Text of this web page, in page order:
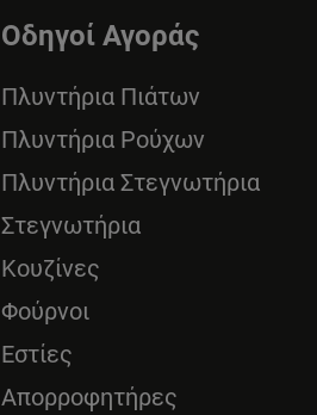
Οδηγοί Αγοράς
Πλυντήρια Πιάτων
Πλυντήρια Ρούχων
Πλυντήρια Στεγνωτήρια
Στεγνωτήρια
Κουζίνες
Φούρνοι
Εστίες
Απορροφητήρες